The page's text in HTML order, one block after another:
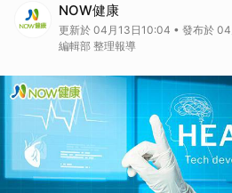
NOW健康
更新於 04月13日10:04 • 發布於
編輯部 整理報導